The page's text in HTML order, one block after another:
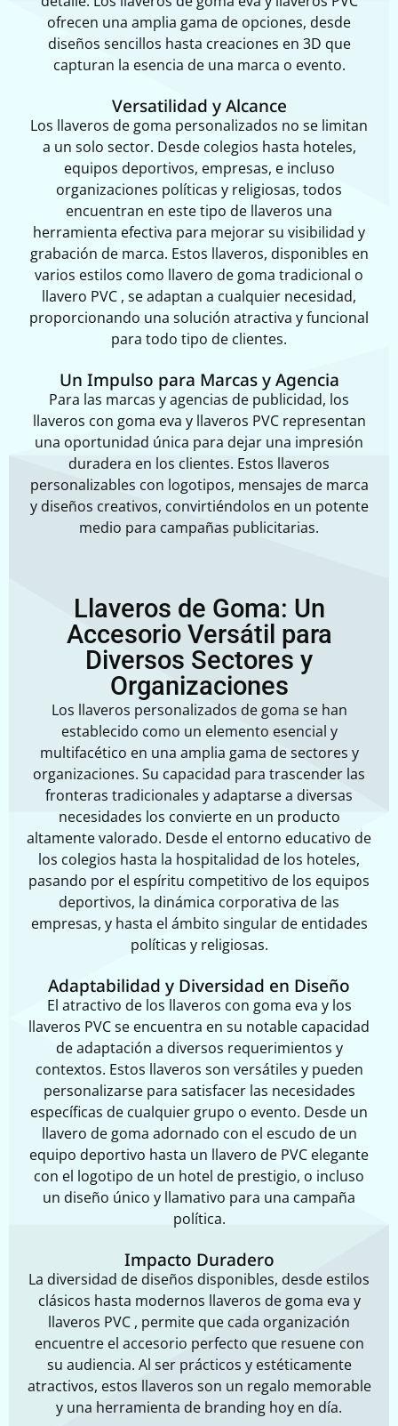
ofrecen una amplia gama de opciones, desde
diseños sencillos hasta creaciones en 3D que
capturan la esencia de una marca o evento.
Versatilidad y Alcance
Los llaveros de goma personalizados no se limitan
a un solo sector. Desde colegios hasta hoteles,
equipos deportivos, empresas, e incluso
organizaciones políticas y religiosas, todos
encuentran en este tipo de llaveros una
herramienta efectiva para mejorar su visibilidad y
grabación de marca. Estos llaveros, disponibles en
varios estilos como llavero de goma tradicional o
llavero PVC , se adaptan a cualquier necesidad,
proporcionando una solución atractiva y funcional
para todo tipo de clientes.
Un Impulso para Marcas y Agencia
Para las marcas y agencias de publicidad, los
llaveros con goma eva y llaveros PVC representan
una oportunidad única para dejar una impresión
duradera en los clientes. Estos llaveros
personalizables con logotipos, mensajes de marca
y diseños creativos, convirtiéndolos en un potente
medio para campañas publicitarias.
Llaveros de Goma: Un
Accesorio Versátil para
Diversos Sectores y
Organizaciones
Los llaveros personalizados de goma se han
establecido como un elemento esencial y
multifacético en una amplia gama de sectores y
organizaciones. Su capacidad para trascender las
fronteras tradicionales y adaptarse a diversas
necesidades los convierte en un producto
altamente valorado. Desde el entorno educativo de
los colegios hasta la hospitalidad de los hoteles,
pasando por el espíritu competitivo de los equipos
deportivos, la dinámica corporativa de las
empresas, y hasta el ámbito singular de entidades
políticas y religiosas.
Adaptabilidad y Diversidad en Diseño
El atractivo de los llaveros con goma eva y los
llaveros PVCse encuentra en su notable capacidad
de adaptación a diversos requerimientos y
contextos. Estos llaveros son versátiles y pueden
personalizarse para satisfacer las necesidades
específicas de cualquier grupo o evento. Desde un
llavero de goma adornado con el escudo de un
equipo deportivo hasta un llavero de PVC elegante
con el logotipo de un hotel de prestigio, o incluso
un diseño único y llamativo para una campaña
política.
Impacto Duradero
La diversidad de diseños disponibles, desde estilos
clásicos hasta modernos llaveros de goma eva y
llaveros PVC , permite que cada organización
encuentre el accesorio perfecto que resuene con
su audiencia. Al ser prácticos y estéticamente
atractivos, estos llaveros son un regalo memorable
y una herramienta de branding hoy en día.